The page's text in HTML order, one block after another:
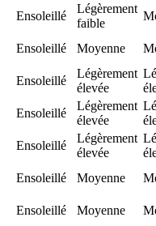
Ensoleillé
Légèrement
faible
Ensoleillé Moyenne
Ensoleillé
Légèrement
élevée
Ensoleillé
Légèrement
élevée
Ensoleillé
Légèrement
élevée
Ensoleillé Moyenne
Ensoleillé Moyenne